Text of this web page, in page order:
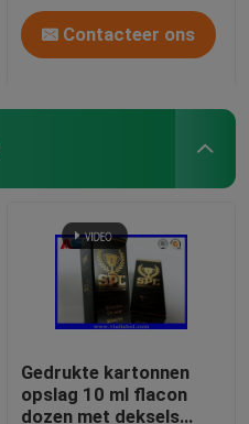
Contacteer ons
Gedrukte kartonnen
opslag 10 ml flacon
dozen met deksels